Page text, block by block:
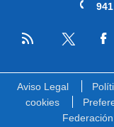
RSS
Aviso Legal
cookies